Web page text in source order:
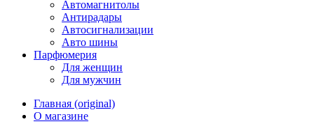
Автомагнитолы
Антирадары
Автосигнализации
Авто шины
Парфюмерия
Для женщин
Для мужчин
Главная (original)
О магазине